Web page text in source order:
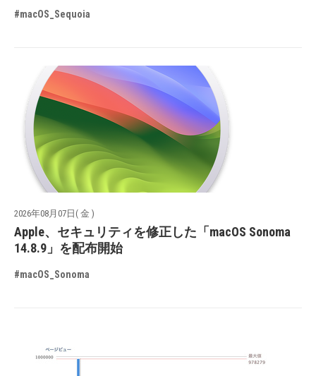
#macOS_Sequoia
2026年08月07日( 金 )
Apple、セキュリティを修正した「macOS Sonoma
14.8.9」を配布開始
#macOS_Sonoma